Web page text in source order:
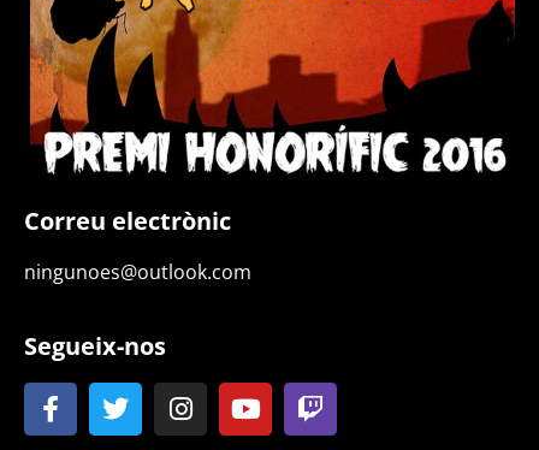
Correu electrònic
ningunoes@outlook.com
Segueix-nos